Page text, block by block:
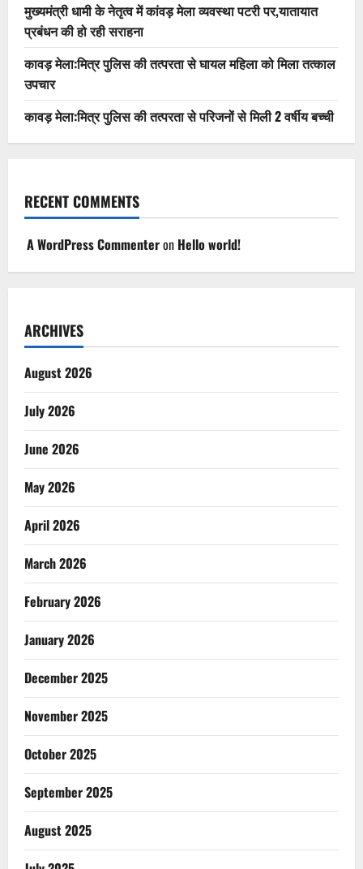
मुख्यमंत्री धामी के नेतृत्व में कांवड़ मेला व्यवस्था पटरी पर,यातायात
प्रबंधन की हो रही सराहना
कावड़ मेला:मित्र पुलिस की तत्परता से घायल महिला को मिला तत्काल
उपचार
कावड़ मेला:मित्र पुलिस की तत्परता से परिजनों से मिली 2 वर्षीय बच्ची
RECENT COMMENTS
A WordPress Commenteron Hello world!
ARCHIVES
August 2026
July 2026
June 2026
May 2026
April 2026
March 2026
February 2026
January 2026
December 2025
November 2025
October 2025
September 2025
August 2025